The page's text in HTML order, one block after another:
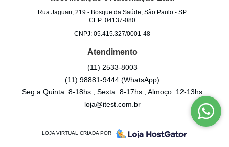
Rua Jaguari, 219 - Bosque da Saúde, São Paulo -SP
CEP: 04137-080
CNPJ: 05.415.327/0001-48
Atendimento
(11) 2533-8003
(11) 98881-9444(WhatsApp)
Seg a Quinta: 8-18hs , Sexta: 8-17hs , Almoço: 12-13hs
loja@itest.com.br
LOJA VIRTUAL CRIADA POR